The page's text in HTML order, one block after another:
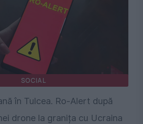
SOCIAL
în Tulcea. Ro-Alert după
drone la granița cu Ucraina